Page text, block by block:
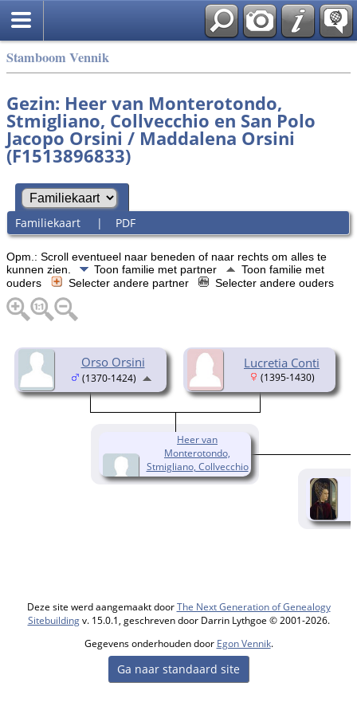
Stamboom Vennik
Gezin: Heer van Monterotondo,
Stmigliano, Collvecchio en San Polo
Jacopo Orsini / Maddalena Orsini
(F1513896833)
Familiekaart | PDF
Opm.: Scroll eventueel naar beneden of naar rechts om alles te
kunnen zien.
Toon familie met partner
Toon familie met
ouders
Selecter andere partner Selecter andere ouders
Orso Orsini
(1370-1424)
Lucretia Conti
(1395-1430)
Heer van
Monterotondo,
Stmigliano, Collvecchio
en San Polo Jacopo
Deze site werd aangemaakt doorThe Next Generation of Genealogy
Sitebuildingv. 15.0.1, geschreven door Darrin Lythgoe © 2001-2026.
Gegevens onderhouden door Egon Vennik.
Ga naar standaard site